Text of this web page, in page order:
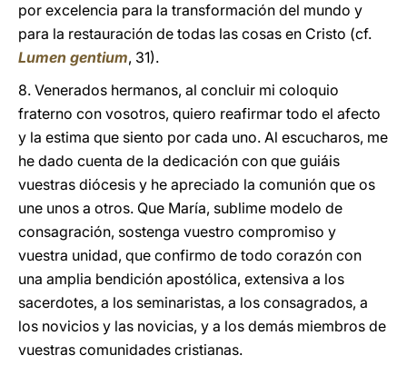
por excelencia para la transformación del mundo y
para la restauración de todas las cosas en Cristo (cf.
Lumen gentium, 31).
8. Venerados hermanos, al concluir mi coloquio
fraterno con vosotros, quiero reafirmar todo el afecto
y la estima que siento por cada uno. Al escucharos, me
he dado cuenta de la dedicación con que guiáis
vuestras diócesis y he apreciado la comunión que os
une unos a otros. Que María, sublime modelo de
consagración, sostenga vuestro compromiso y
vuestra unidad, que confirmo de todo corazón con
una amplia bendición apostólica, extensiva a los
sacerdotes, a los seminaristas, a los consagrados, a
los novicios y las novicias, y a los demás miembros de
vuestras comunidades cristianas.